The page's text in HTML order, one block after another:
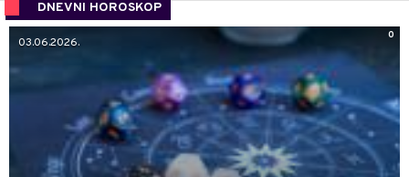
DNEVNI HOROSKOP
0
03.06.2026.